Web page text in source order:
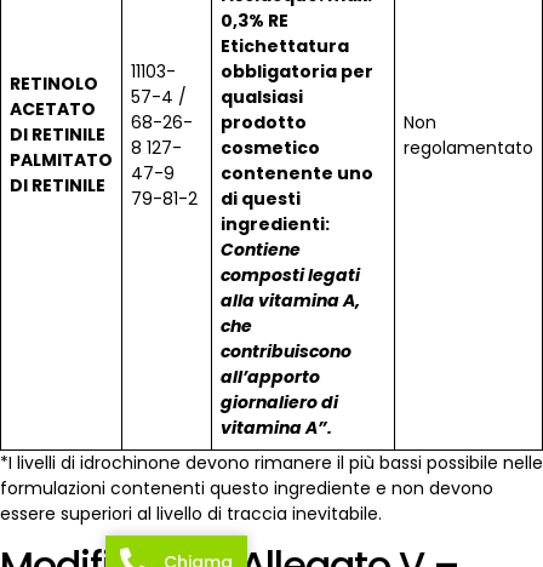
RETINOLO
ACETATO
DI RETINILE
PALMITATO
DI RETINILE
11103-
57-4 /
68-26-
8 127-
47-9
79-81-2
0,3% RE
Etichettatura
obbligatoria per
qualsiasi
prodotto
cosmetico
contenente uno
di questi
ingredienti:
Contiene
composti legati
alla vitamina A,
che
contribuiscono
all’apporto
giornaliero di
vitamina A”.
Non
regolamentato
*I livelli di idrochinone devono rimanere il più bassi possibile nelle
formulazioni contenenti questo ingrediente e non devono
essere superiori al livello di traccia inevitabile.
Chiama